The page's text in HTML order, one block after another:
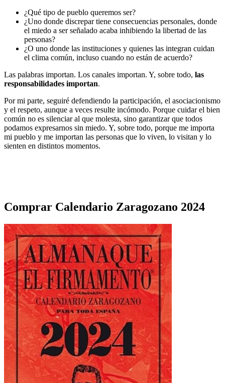
¿Qué tipo de pueblo queremos ser?
¿Uno donde discrepar tiene consecuencias personales, donde
el miedo a ser señalado acaba inhibiendo la libertad de las
personas?
¿O uno donde las instituciones y quienes las integran cuidan
el clima común, incluso cuando no están de acuerdo?
Las palabras importan. Los canales importan. Y, sobre todo, las
responsabilidades importan.
Por mi parte, seguiré defendiendo la participación, el asociacionismo
y el respeto, aunque a veces resulte incómodo. Porque cuidar el bien
común no es silenciar al que molesta, sino garantizar que todos
podamos expresarnos sin miedo. Y, sobre todo, porque me importa
mi pueblo y me importan las personas que lo viven, lo visitan y lo
sienten en distintos momentos.
Comprar Calendario Zaragozano 2024